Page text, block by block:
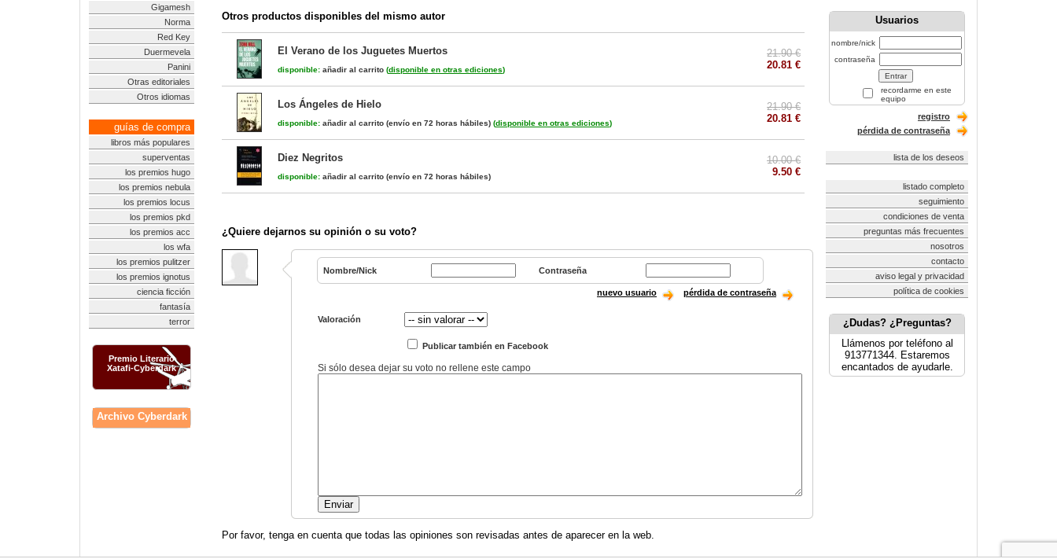
Gigamesh
Norma
Red Key
Duermevela
Panini
Otras editoriales
Otros idiomas
guías de compra
libros más populares
superventas
los premios hugo
los premios nebula
los premios locus
los premios pkd
los premios acc
los wfa
los premios pulitzer
los premios ignotus
ciencia ficción
fantasía
terror
Premio Literario
Xatafi-Cyberdark
Archivo Cyberdark
Otros productos disponibles del mismo autor
El Verano de los Juguetes Muertos
disponible: añadir al carrito (disponible en otras ediciones)
21.90 €
20.81 €
Los Ángeles de Hielo
disponible: añadir al carrito (envío en 72 horas hábiles) (disponible en otras ediciones)
21.90 €
20.81 €
Diez Negritos
disponible: añadir al carrito (envío en 72 horas hábiles)
10.00 €
9.50 €
¿Quiere dejarnos su opinión o su voto?
Nombre/Nick Contraseña
nuevo usuario pérdida de contraseña
Valoración
Publicar también en Facebook
Si sólo desea dejar su voto no rellene este campo
Por favor, tenga en cuenta que todas las opiniones son revisadas antes de aparecer en la web.
Usuarios
nombre/nick
contraseña
recordarme en este
equipo
registro
pérdida de contraseña
lista de los deseos
listado completo
seguimiento
condiciones de venta
preguntas más frecuentes
nosotros
contacto
aviso legal y privacidad
política de cookies
¿Dudas? ¿Preguntas?
Llámenos por teléfono al
913771344. Estaremos
encantados de ayudarle.